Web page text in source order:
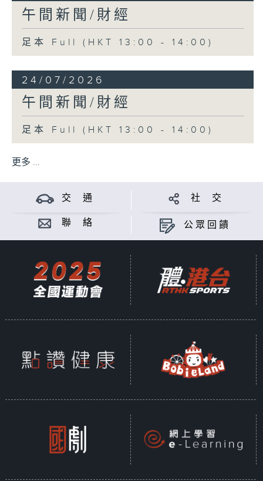
午間新聞/財經
足本 Full (HKT 13:00 - 14:00)
24/07/2026
午間新聞/財經
足本 Full (HKT 13:00 - 14:00)
更多 ...
交 通 社 交
聯 絡 公眾回饋